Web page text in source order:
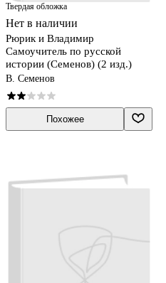
Твердая обложка
Нет в наличии
Рюрик и Владимир
Самоучитель по русской
истории (Семенов) (2 изд.)
В. Семенов
Похожее